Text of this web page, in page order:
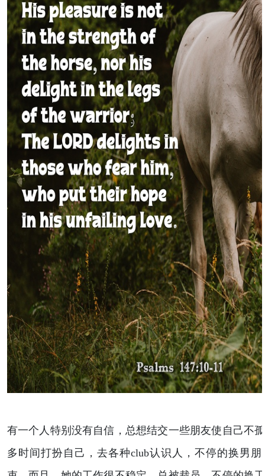
有一个人特别没有自信，总想结交一些朋友使自己不
多时间打扮自己，去各种club认识人，不停的换男